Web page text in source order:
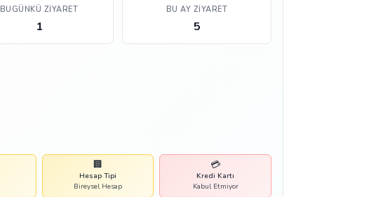
BUGÜNKÜ ZIYARET
1
BU AY ZIYARET
5
🏢
Hesap Tipi
Bireysel Hesap
💳
Kredi Kartı
Kabul Etmiyor